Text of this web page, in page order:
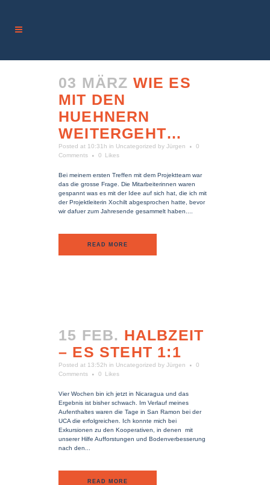
03 MÄRZ WIE ES
MIT DEN
HUEHNERN
WEITERGEHT…
Posted at 10:31h in Uncategorized by Jürgen
0
Comments
0 Likes
Bei meinem ersten Treffen mit dem Projektteam war
das die grosse Frage. Die Mitarbeiterinnen waren
gespannt was es mit der Idee auf sich hat, die ich mit
der Projektleiterin Xochilt abgesprochen hatte, bevor
wir dafuer zum Jahresende gesammelt haben....
READ MORE
15 FEB. HALBZEIT
– ES STEHT 1:1
Posted at 13:52h in Uncategorized by Jürgen
0
Comments
0 Likes
Vier Wochen bin ich jetzt in Nicaragua und das
Ergebnis ist bisher schwach. Im Verlauf meines
Aufenthaltes waren die Tage in San Ramon bei der
UCA die erfolgreichen. Ich konnte mich bei
Exkursionen zu den Kooperativen, in denen mit
unserer Hilfe Aufforstungen und Bodenverbesserung
nach den...
READ MORE